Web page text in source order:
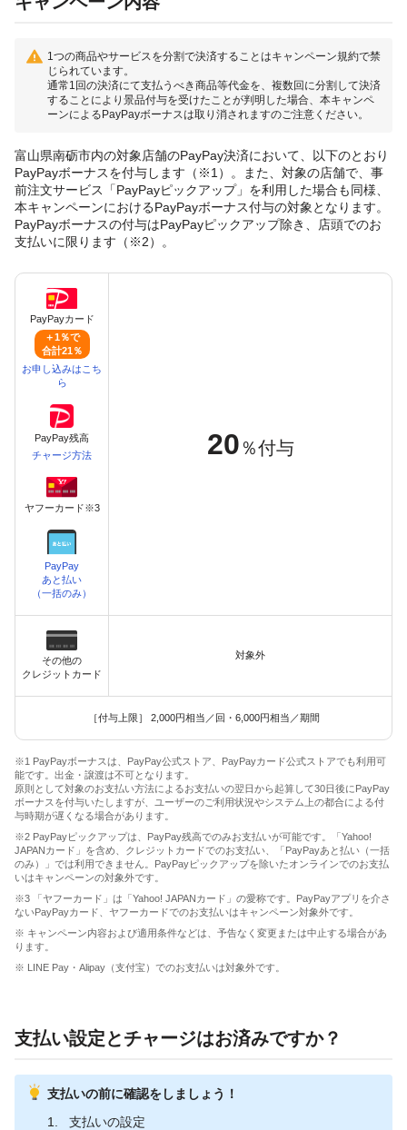
1つの商品やサービスを分割で決済することはキャンペーン規約で禁
じられています。
通常1回の決済にて支払うべき商品等代金を、複数回に分割して決済
することにより景品付与を受けたことが判明した場合、本キャンペ
ーンによるPayPayボーナスは取り消されますのご注意ください。
富山県南砺市内の対象店舗のPayPay決済において、以下のとおり
PayPayボーナスを付与します（※1）。また、対象の店舗で、事
前注文サービス「PayPayピックアップ」を利用した場合も同様、
本キャンペーンにおけるPayPayボーナス付与の対象となります。
PayPayボーナスの付与はPayPayピックアップ除き、店頭でのお
支払いに限ります（※2）。
PayPayカード
＋1％で
合計21％
お申し込みはこち
ら
PayPay残高
チャージ方法
ヤフーカード※3
PayPay
あと払い
（一括のみ）
20 ％付与
その他の
クレジットカード
対象外
［付与上限］ 2,000円相当／回・6,000円相当／期間
※1 PayPayボーナスは、PayPay公式ストア、PayPayカード公式ストアでも利用可
能です。出金・譲渡は不可となります。
原則として対象のお支払い方法によるお支払いの翌日から起算して30日後にPayPay
ボーナスを付与いたしますが、ユーザーのご利用状況やシステム上の都合による付
与時期が遅くなる場合があります。
※2 PayPayピックアップは、PayPay残高でのみお支払いが可能です。「Yahoo!
JAPANカード」を含め、クレジットカードでのお支払い、「PayPayあと払い（一括
のみ）」では利用できません。PayPayピックアップを除いたオンラインでのお支払
いはキャンペーンの対象外です。
※3 「ヤフーカード」は「Yahoo! JAPANカード」の愛称です。PayPayアプリを介さ
ないPayPayカード、ヤフーカードでのお支払いはキャンペーン対象外です。
※ キャンペーン内容および適用条件などは、予告なく変更または中止する場合があ
ります。
※ LINE Pay・Alipay（支付宝）でのお支払いは対象外です。
支払い設定とチャージはお済みですか？
支払いの前に確認をしましょう！
支払いの設定